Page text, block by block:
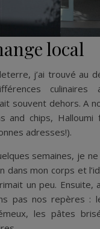
local
j’ai trouvé au
culinaires
souvent dehors. A
and chips,
adresses!).
semaines, je
dans mon corps et
un peu. Ensuite,
pas nos repères :
les pâtes